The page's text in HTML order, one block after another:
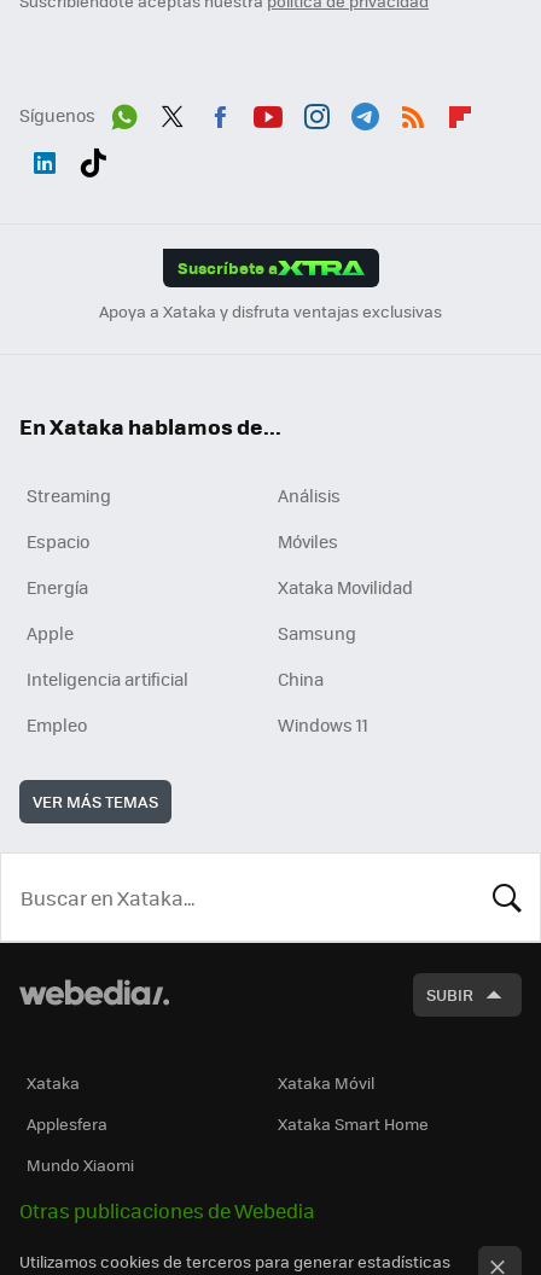
Síguenos
Suscríbete a
Apoya a Xataka y disfruta ventajas exclusivas
En Xataka hablamos de...
Streaming
Análisis
Espacio
Móviles
Energía
Xataka Movilidad
Apple
Samsung
Inteligencia artificial
China
Empleo
Windows 11
VER MÁS TEMAS
SUBIR
Xataka
Xataka Móvil
Applesfera
Xataka Smart Home
Mundo Xiaomi
Otras publicaciones de Webedia
Utilizamos cookies de terceros para generar estadísticas